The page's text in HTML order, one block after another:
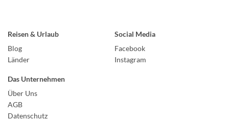
Reisen & Urlaub
Blog
Länder
Social Media
Facebook
Instagram
Das Unternehmen
Über Uns
AGB
Datenschutz